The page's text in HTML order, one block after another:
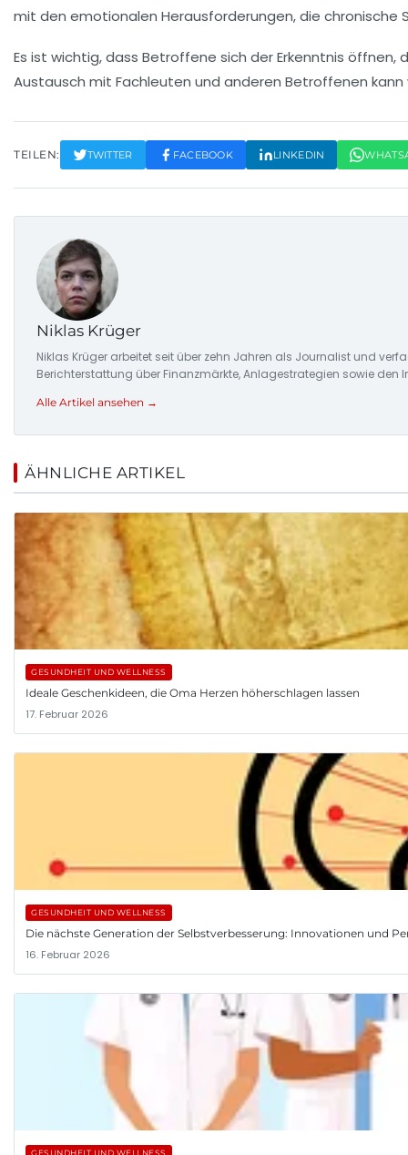
mit den emotionalen Herausforderungen, die chronische
Es ist wichtig, dass Betroffene sich der Erkenntnis
Austausch mit Fachleuten und anderen Betroffenen
TEILEN: TWITTER FACEBOOK LINKEDIN
Niklas Krüger
Niklas Krüger arbeitet seit über zehn Jahren als Journalist und
Berichterstattung über Finanzmärkte, Anlagestrategien sowie
Alle Artikel ansehen →
ÄHNLICHE ARTIKEL
GESUNDHEIT UND WELLNESS
Ideale Geschenkideen, die Oma Herzen höherschlagen lassen
17. Februar 2026
GESUNDHEIT UND WELLNESS
Die nächste Generation der Selbstverbesserung: Innovationen und
16. Februar 2026
GESUNDHEIT UND WELLNESS